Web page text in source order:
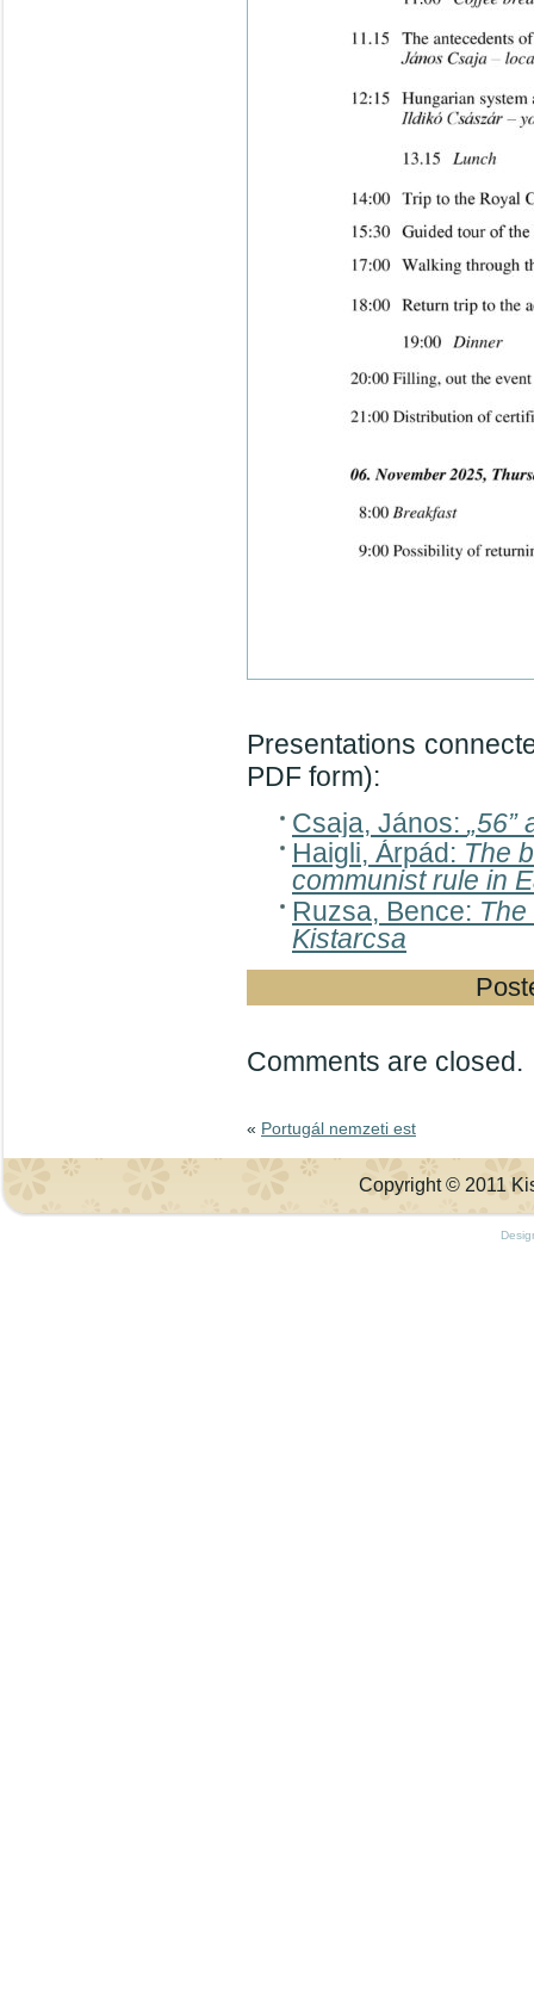
Presentations
PDF form):
Csaja, János: „56”
Haigli, Árpád: The
communist rule in
Ruzsa, Bence:
Kistarcsa
Comments are closed.
« Portugál nemzeti est
Copyright © 2011